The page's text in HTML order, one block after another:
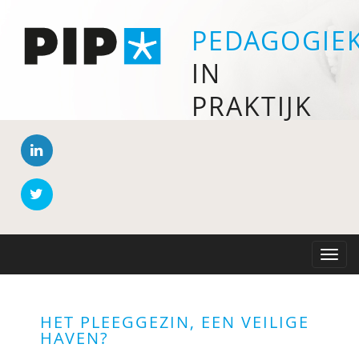
IN
PRAKTIJK
Toggle
HET PLEEGGEZIN, EEN VEILIGE
HAVEN?